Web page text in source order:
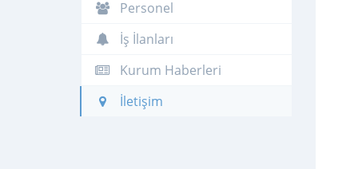
Personel
İş İlanları
Kurum Haberleri
İletişim